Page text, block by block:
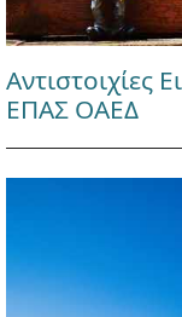
Αντιστοιχίες
ΕΠΑΣ ΟΑΕΔ